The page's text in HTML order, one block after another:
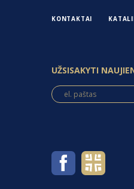
KONTAKTAI
UŽSISAKYTI